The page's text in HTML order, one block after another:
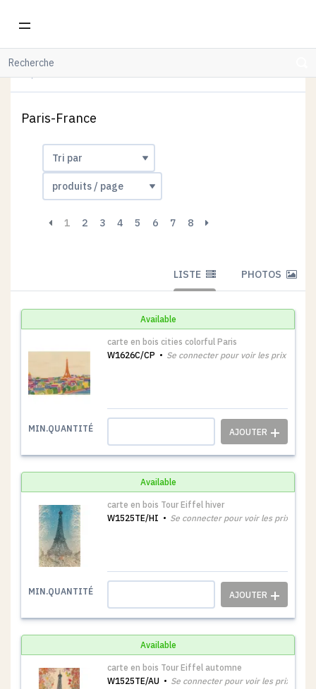
Paris-France
1 2 3 4 5 6 7 8
LISTE PHOTOS
Available
carte en bois cities colorful Paris
W1626C/CP
Se connecter pour voir les prix
MIN.QUANTITÉ
Available
carte en bois Tour Eiffel hiver
W1525TE/HI
Se connecter pour voir les prix
MIN.QUANTITÉ
Available
carte en bois Tour Eiffel automne
W1525TE/AU
Se connecter pour voir les prix